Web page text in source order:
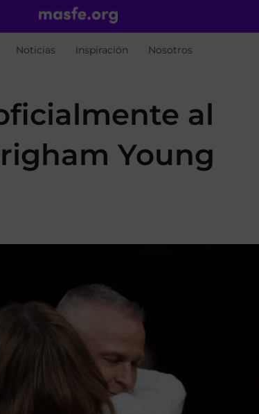
Noticias Inspiración Nosotros
al
Young